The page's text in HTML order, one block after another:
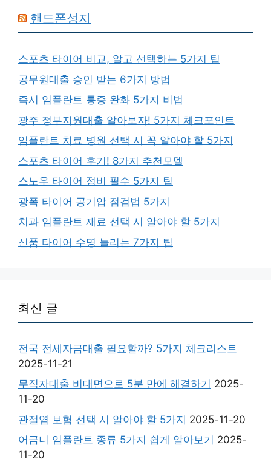
핸드폰성지
스포츠 타이어 비교, 알고 선택하는 5가지 팁
공무원대출 승인 받는 6가지 방법
즉시 임플란트 통증 완화 5가지 비법
광주 정부지원대출 알아보자! 5가지 체크포인트
임플란트 치료 병원 선택 시 꼭 알아야 할 5가지
스포츠 타이어 후기! 8가지 추천모델
스노우 타이어 정비 필수 5가지 팁
광폭 타이어 공기압 점검법 5가지
치과 임플란트 재료 선택 시 알아야 할 5가지
신품 타이어 수명 늘리는 7가지 팁
최신 글
전국 전세자금대출 필요할까? 5가지 체크리스트
2025-11-21
무직자대출 비대면으로 5분 만에 해결하기 2025-
11-20
관절염 보험 선택 시 알아야 할 5가지 2025-11-20
어금니 임플란트 종류 5가지 쉽게 알아보기 2025-
11-20